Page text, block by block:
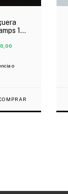
16
o